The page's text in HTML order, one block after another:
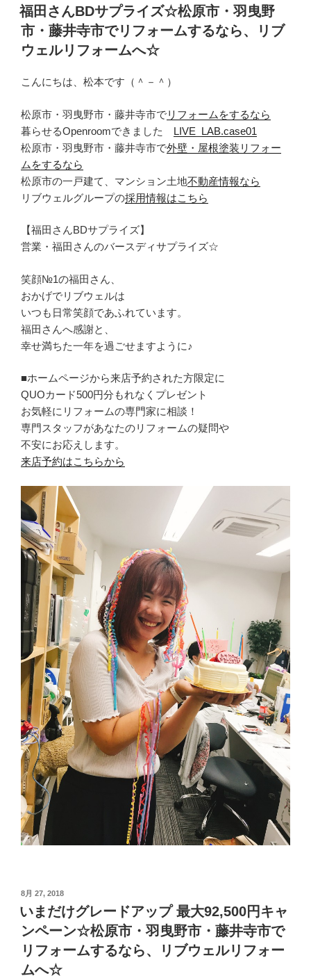
稿
日:
福田さんBDサプライズ☆松原市・羽曳野
市・藤井寺市でリフォームするなら、リブ
ウェルリフォームへ☆
こんにちは、松本です（＾－＾）
松原市・羽曳野市・藤井寺市でリフォームをするなら
暮らせるOpenroomできました LIVE_LAB.case01
松原市・羽曳野市・藤井寺市で外壁・屋根塗装リフォー
ムをするなら
松原市の一戸建て、マンション土地不動産情報なら
リブウェルグループの採用情報はこちら
【福田さんBDサプライズ】
営業・福田さんのバースディサプライズ☆
笑顔№1の福田さん、
おかげでリブウェルは
いつも日常笑顔であふれています。
福田さんへ感謝と、
幸せ満ちた一年を過ごせますように♪
■ホームページから来店予約された方限定に
QUOカード500円分もれなくプレゼント
お気軽にリフォームの専門家に相談！
専門スタッフがあなたのリフォームの疑問や
不安にお応えします。
来店予約はこちらから
投
稿
日:
8月 27, 2018
いまだけグレードアップ 最大92,500円キャ
ンペーン☆松原市・羽曳野市・藤井寺市で
リフォームするなら、リブウェルリフォー
ムへ☆